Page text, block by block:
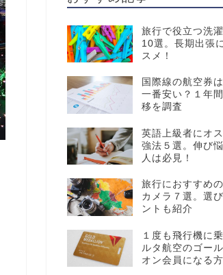
旅行で役立つ洗
10選。長期出張
スメ！
国際線の航空券
一番安い？１年
移を調査
英語上級者にオ
強法５選。伸び
人は必見！
旅行におすすめ
カメラ７選。選
ントも紹介
１度も飛行機に
ルタ航空のゴー
オン会員になる方